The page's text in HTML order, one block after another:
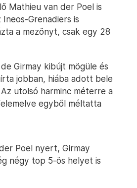
Mathieu van der Poel is
Grenadiers is
a mezőnyt, csak egy 28
Girmay kibújt mögüle és
jobban, hiába adott bele
utolsó harminc méterre a
egyből méltatta
Poel nyert, Girmay
négy top 5-ös helyet is